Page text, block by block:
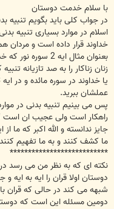
ت
با سلام خدمت دوستان
در جواب کلی باید بگویم
اسلام در موارد بسیاری تنبیه
خداوند قرار داده است و مردان
بعنوان مثال ایه
زنان زناکار را به صد تازیانه
عملشان ببرید.
پس می بینیم تنبیه بدنی در
راهکار است ولی عجیب ان است
جایز ندانسته و الله اکبر که ما
ما کشف کنند و به ما تفهیم
***************************
نکته ای که به نظر من می رسد
دوستان اولا قران را ایه به ایه
شبهه می کند در حالی که قران
دومین مسئله این است که